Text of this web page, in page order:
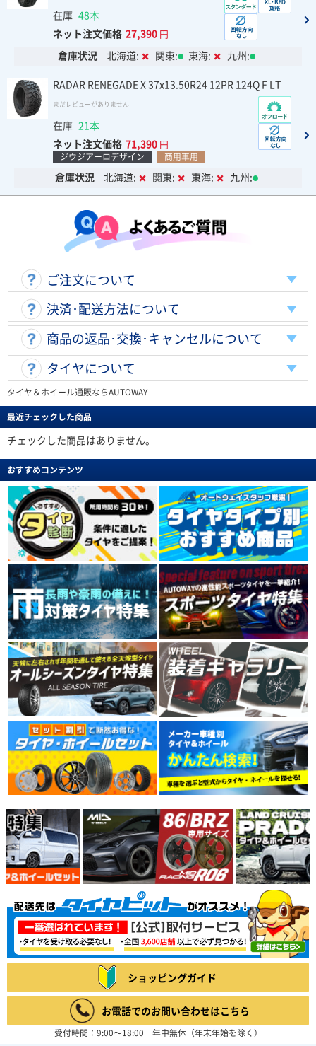
在庫 48本
ネット注文価格 27,390 円
倉庫状況 北海道: 関東: 東海: 九州:
RADAR RENEGADE X 37x13.50R24 12PR 124Q F LT
まだレビューがありません
在庫 21本
ネット注文価格 71,390 円
ジウジアーロデザイン 商用車用
倉庫状況 北海道: 関東: 東海: 九州:
ご注文について
決済･配送方法について
商品の返品･交換･キャンセルについて
タイヤについて
タイヤ＆ホイール通販ならAUTOWAY
最近チェックした商品
チェックした商品はありません。
おすすめコンテンツ
ショッピングガイド
お電話でのお問い合わせはこちら
受付時間：9:00～18:00 年中無休（年末年始を除く）